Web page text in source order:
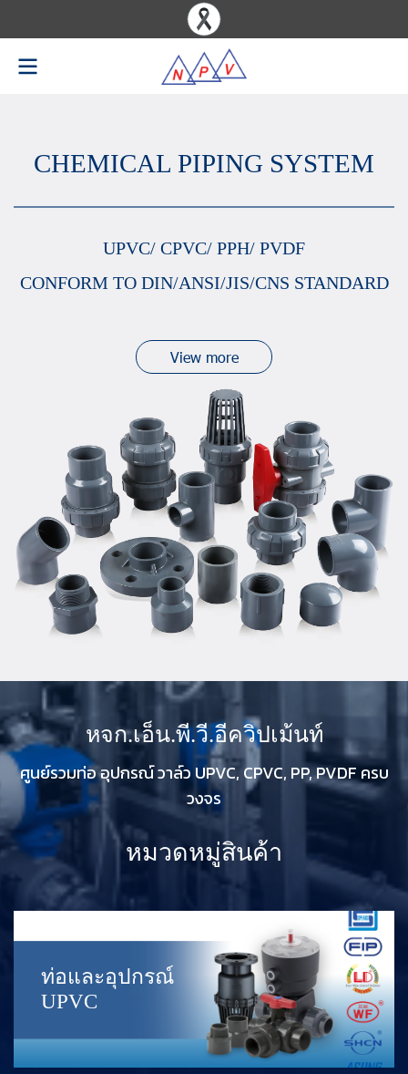
CHEMICAL PIPING SYSTEM
UPVC/ CPVC/ PPH/ PVDF
CONFORM TO DIN/ANSI/JIS/CNS STANDARD
View more
หจก.เอ็น.พี.วี.อีควิปเม้นท์
ศูนย์รวมท่อ อุปกรณ์ วาล์ว UPVC, CPVC, PP, PVDF ครบ
วงจร
หมวดหมู่สินค้า
ท่อและอุปกรณ์
UPVC